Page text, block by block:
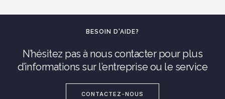
BESOIN D'AIDE?
N’hésitez pas à nous contacter pour plus
d’informations sur l’entreprise ou le service
CONTACTEZ-NOUS